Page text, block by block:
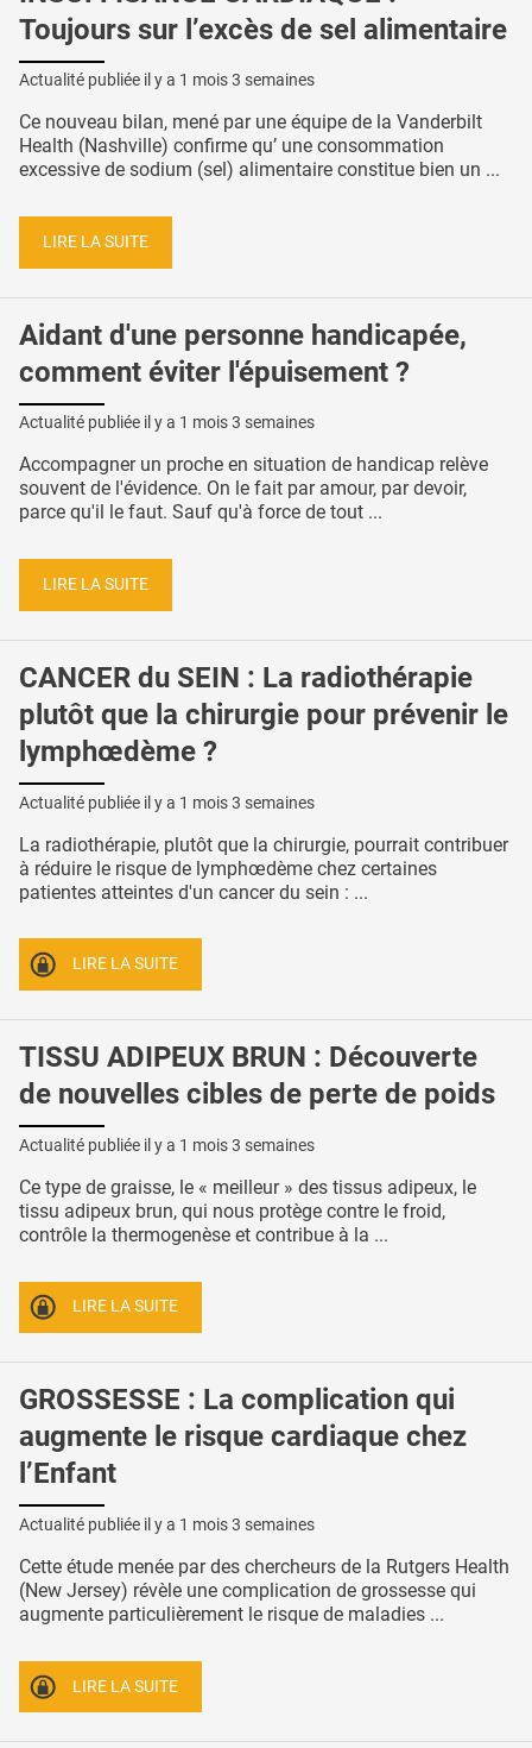
Toujours sur l’excès de sel alimentaire
Actualité publiée il y a 1 mois 3 semaines
Ce nouveau bilan, mené par une équipe de la Vanderbilt
Health (Nashville) confirme qu’ une consommation
excessive de sodium (sel) alimentaire constitue bien un ...
LIRE LA SUITE
Aidant d'une personne handicapée,
comment éviter l'épuisement ?
Actualité publiée il y a 1 mois 3 semaines
Accompagner un proche en situation de handicap relève
souvent de l'évidence. On le fait par amour, par devoir,
parce qu'il le faut. Sauf qu'à force de tout ...
LIRE LA SUITE
CANCER du SEIN : La radiothérapie
plutôt que la chirurgie pour prévenir le
lymphœdème ?
Actualité publiée il y a 1 mois 3 semaines
La radiothérapie, plutôt que la chirurgie, pourrait contribuer
à réduire le risque de lymphœdème chez certaines
patientes atteintes d'un cancer du sein : ...
LIRE LA SUITE
TISSU ADIPEUX BRUN : Découverte
de nouvelles cibles de perte de poids
Actualité publiée il y a 1 mois 3 semaines
Ce type de graisse, le « meilleur » des tissus adipeux, le
tissu adipeux brun, qui nous protège contre le froid,
contrôle la thermogenèse et contribue à la ...
LIRE LA SUITE
GROSSESSE : La complication qui
augmente le risque cardiaque chez
l’Enfant
Actualité publiée il y a 1 mois 3 semaines
Cette étude menée par des chercheurs de la Rutgers Health
(New Jersey) révèle une complication de grossesse qui
augmente particulièrement le risque de maladies ...
LIRE LA SUITE